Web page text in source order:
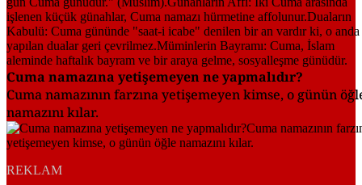
Cuma namazına yetişemeyen ne yapmalıdır?
Cuma namazının farzına yetişemeyen kimse, o günün
namazını kılar.
REKLAM